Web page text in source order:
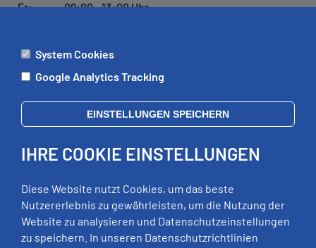
Fr:
09:00 - 13:00 Uhr
ÄMTER
Di:
09:00 - 12:00 Uhr, 13:00 - 18:00 Uhr
Mi:
geschlossen
Fr:
09:00 - 12:00 Uhr
RECHTLICHES
System Cookies
Google Analytics Tracking
EINSTELLUNGEN SPEICHERN
IHRE COOKIE EINSTELLUNGEN
Diese Website nutzt Cookies, um das beste
Nutzererlebnis zu gewährleisten, um die Nutzung der
Website zu analysieren und Datenschutzeinstellungen
zu speichern. In unseren Datenschutzrichtlinien